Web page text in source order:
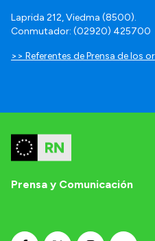
Laprida 212, Viedma (8500).
Conmutador: (02920) 425700
>> Referentes de Prensa de los
Prensa y Comunicación